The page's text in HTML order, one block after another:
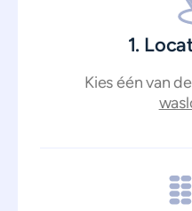
1.
Kies één van